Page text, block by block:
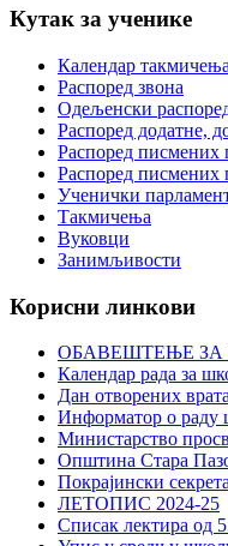
Кутак за ученике
Календар
Распоред звона
Одељенски
Распоред додатне,
Распоред писмених
Распоред писмених
Ученички
Такмичења
Вуковци
Занимљивости
Корисни линкови
ОБАВЕШТЕЊЕ ЗА
Календар рада за
Дан отворених врата
Информатор о раду
Министарство
Општина Стара
Покрајински
ЛЕТОПИС 2024-25
Списак лектира од